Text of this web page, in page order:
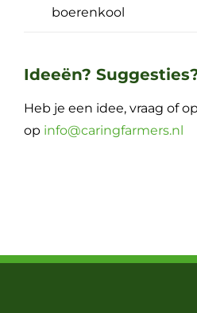
boerenkool
Ideeën?
Heb je een idee, vraag of
op info@caringfarmers.nl